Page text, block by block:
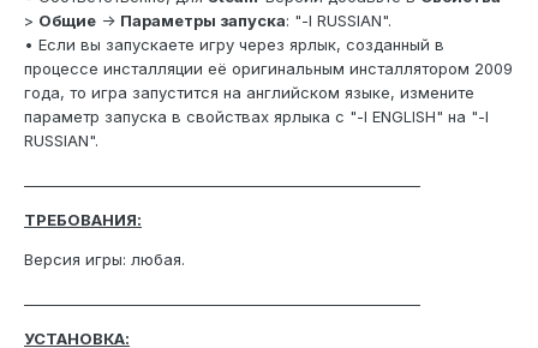
> Общие -> Параметры запуска: "-l RUSSIAN".
• Если вы запускаете игру через ярлык, созданный в
процессе инсталляции её оригинальным инсталлятором 2009
года, то игра запустится на английском языке, измените
параметр запуска в свойствах ярлыка с "-l ENGLISH" на "-l
RUSSIAN".
ТРЕБОВАНИЯ:
Версия игры: любая.
УСТАНОВКА: